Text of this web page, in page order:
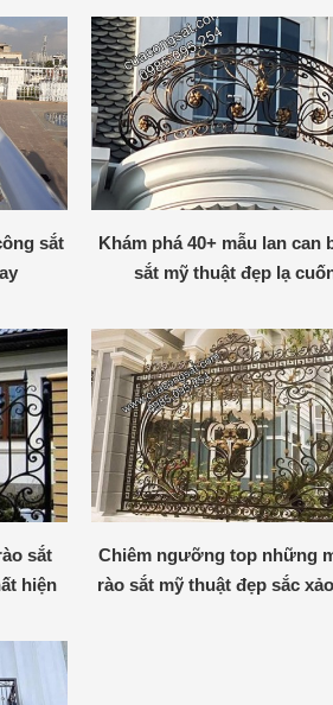
sắt
Khám phá 40+ mẫu lan can
sắt mỹ thuật đẹp lạ
sắt
hiện
Chiêm ngưỡng top những
rào sắt mỹ thuật đẹp sắc